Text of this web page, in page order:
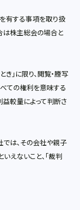
有する事項を取り扱
は株主総会の場合と
」に限り、閲覧・謄写
べての権利を意味する
益較量によって判断さ
は、その会社や親子
えないこと、「裁判